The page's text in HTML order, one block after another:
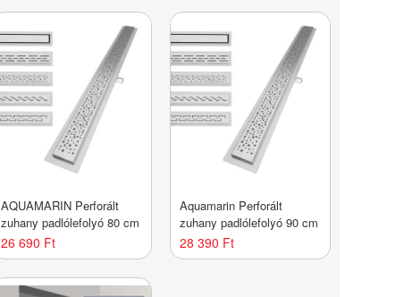
AQUAMARIN Perforált
zuhany padlólefolyó 80 cm
26 690 Ft
Aquamarin Perforált
zuhany padlólefolyó 90 cm
28 390 Ft